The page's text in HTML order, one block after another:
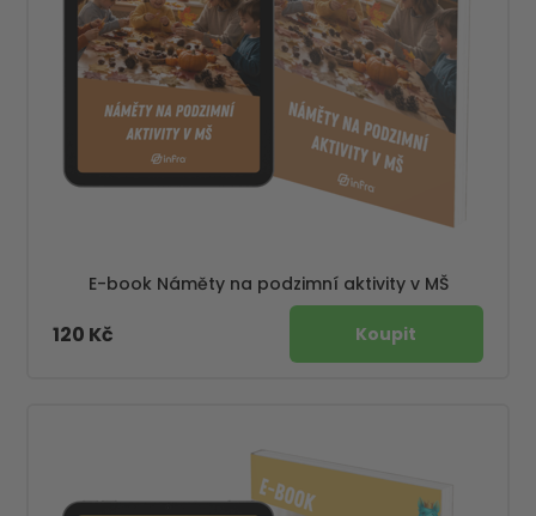
E-book Náměty na podzimní aktivity v MŠ
120 Kč